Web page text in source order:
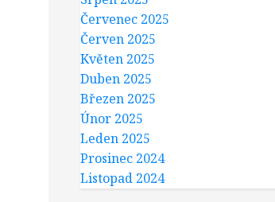
Červenec 2025
Červen 2025
Květen 2025
Duben 2025
Březen 2025
Únor 2025
Leden 2025
Prosinec 2024
Listopad 2024